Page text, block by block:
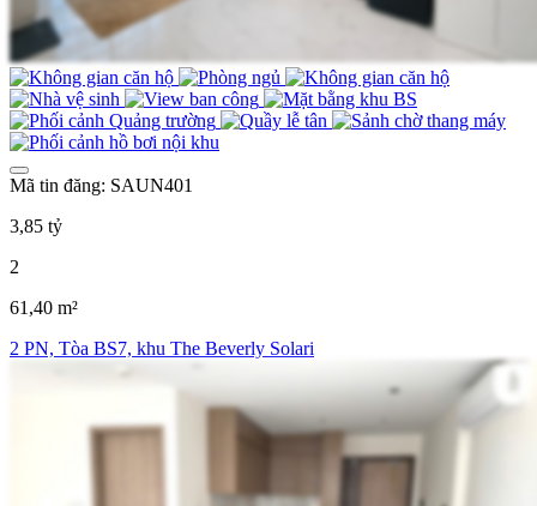
Mã tin đăng: SAUN401
3,85 tỷ
2
61,40 m²
2 PN, Tòa BS7, khu The Beverly Solari